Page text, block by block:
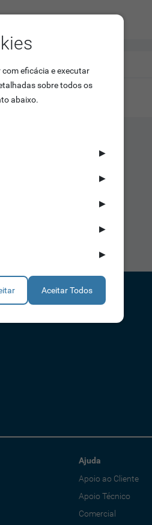
Ajuda
Apoio ao Cliente
Apoio Técnico
Comercial
eficácia e executar
sobre todos os
abaixo.
▶
▶
▶
▶
▶
Aceitar Todos